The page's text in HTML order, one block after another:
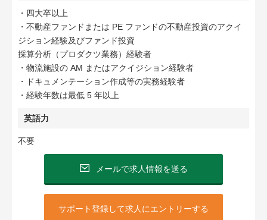
・四大卒以上
・不動産ファンドまたは PE ファンドの不動産投資のアクイ
ジション経験及びファンド投資
採算分析（プロダクツ業務）経験者
・物流施設の AM またはアクイジション経験者
・ドキュメンテーション作成等の実務経験者
・経験年数は最低 5 年以上
英語力
不要
メールで求人情報を送る
サポート登録して求人にエントリーする